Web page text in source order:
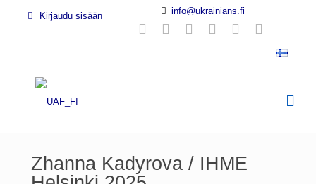
Kirjaudu sisään info@ukrainians.fi
Zhanna Kadyrova / IHME